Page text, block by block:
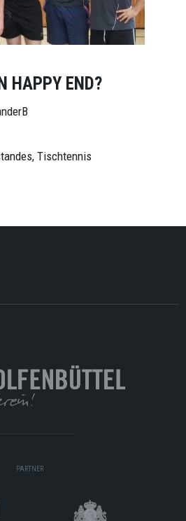
HAPPY END?
,Tischtennis
PARTNER